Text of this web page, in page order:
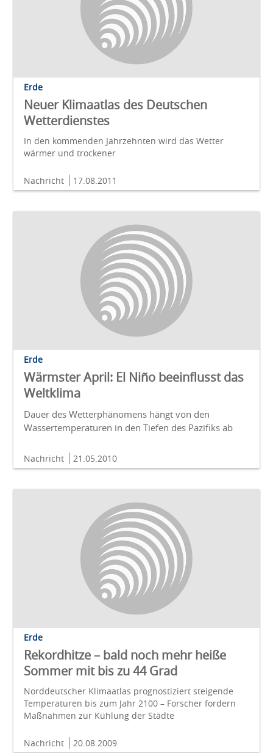
Erde
Neuer Klimaatlas des Deutschen
Wetterdienstes
In den kommenden Jahrzehnten wird das Wetter
wärmer und trockener
Nachricht 17.08.2011
Erde
Wärmster April: El Niño beeinflusst das
Weltklima
Dauer des Wetterphänomens hängt von den
Wassertemperaturen in den Tiefen des Pazifiks ab
Nachricht 21.05.2010
Erde
Rekordhitze – bald noch mehr heiße
Sommer mit bis zu 44 Grad
Norddeutscher Klimaatlas prognostiziert steigende
Temperaturen bis zum Jahr 2100 – Forscher fordern
Maßnahmen zur Kühlung der Städte
Nachricht 20.08.2009